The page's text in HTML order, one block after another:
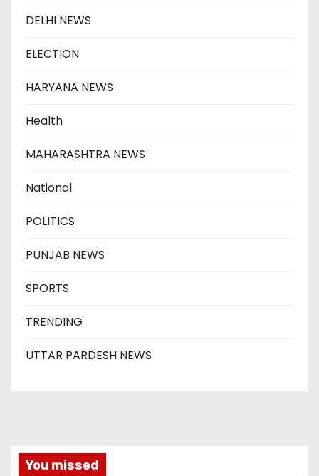
DELHI NEWS
ELECTION
HARYANA NEWS
Health
MAHARASHTRA NEWS
National
POLITICS
PUNJAB NEWS
SPORTS
TRENDING
UTTAR PARDESH NEWS
You missed